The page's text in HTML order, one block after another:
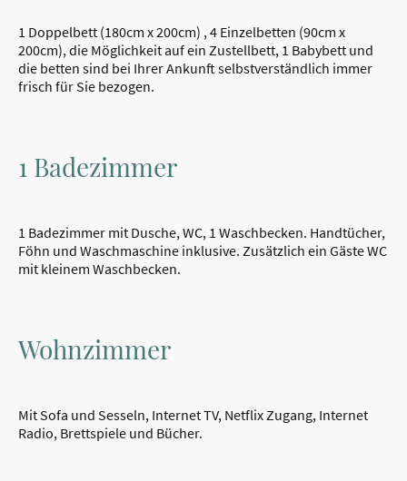
1 Doppelbett (180cm x 200cm) , 4 Einzelbetten (90cm x
200cm), die Möglichkeit auf ein Zustellbett, 1 Babybett und
die betten sind bei Ihrer Ankunft selbstverständlich immer
frisch für Sie bezogen.
1 Badezimmer
1 Badezimmer mit Dusche, WC, 1 Waschbecken. Handtücher,
Föhn und Waschmaschine inklusive. Zusätzlich ein Gäste WC
mit kleinem Waschbecken.
Wohnzimmer
Mit Sofa und Sesseln, Internet TV, Netflix Zugang, Internet
Radio, Brettspiele und Bücher.